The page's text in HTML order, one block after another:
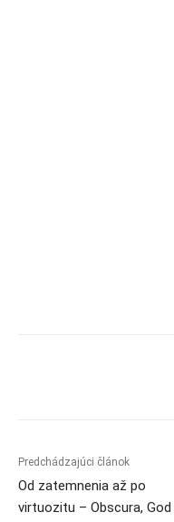
Predchádzajúci článok
Od zatemnenia až po
virtuozitu – Obscura, God